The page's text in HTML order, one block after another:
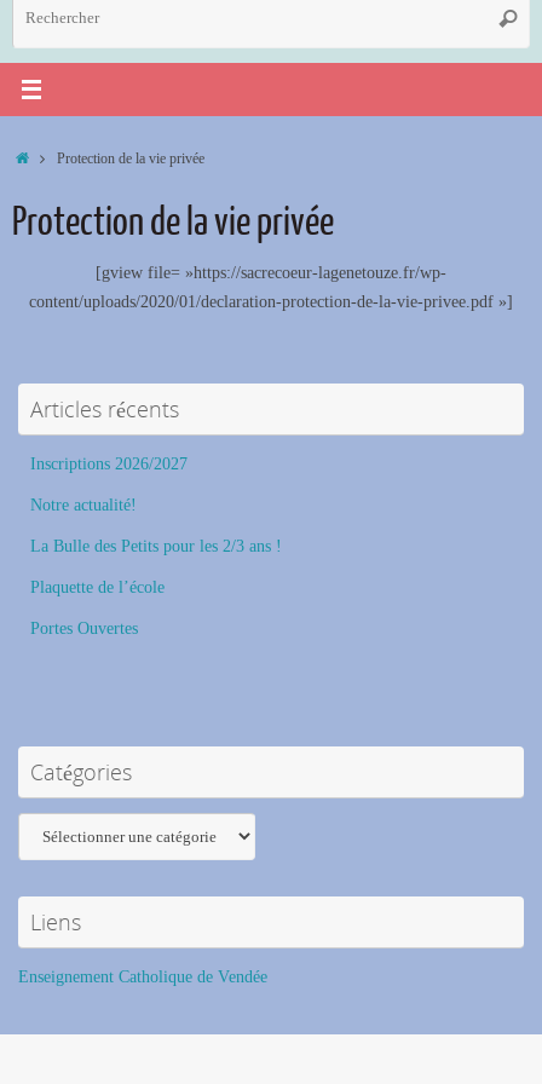
:
AccueilProtection de la vie privée
Protection de la vie privée
[gview file= »https://sacrecoeur-lagenetouze.fr/wp-
content/uploads/2020/01/declaration-protection-de-la-vie-privee.pdf »]
Articles récents
Inscriptions 2026/2027
Notre actualité!
La Bulle des Petits pour les 2/3 ans !
Plaquette de l’école
Portes Ouvertes
Catégories
Liens
Enseignement Catholique de Vendée